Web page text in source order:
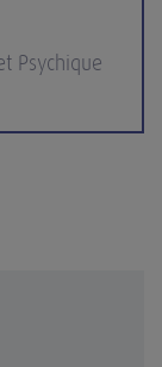
Psychique